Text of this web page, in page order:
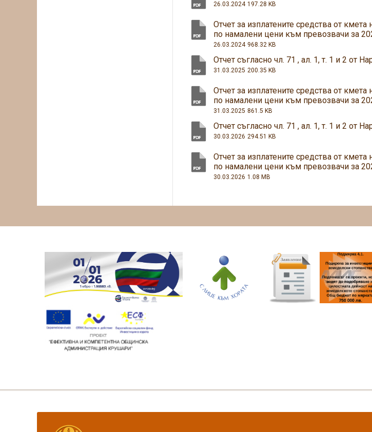
26.03.2024 197.28 KB
Отчет за изплатените средства от
по намалени цени към превозвачи за
26.03.2024 968.32 KB
Отчет съгласно чл. 71 , ал. 1, т. 1 и 2 от
31.03.2025 200.35 KB
Отчет за изплатените средства от
по намалени цени към превозвачи за
31.03.2025 861.5 KB
Отчет съгласно чл. 71 , ал. 1, т. 1 и 2 от
30.03.2026 294.51 KB
Отчет за изплатените средства от
по намалени цени към превозвачи за
30.03.2026 1.08 MB